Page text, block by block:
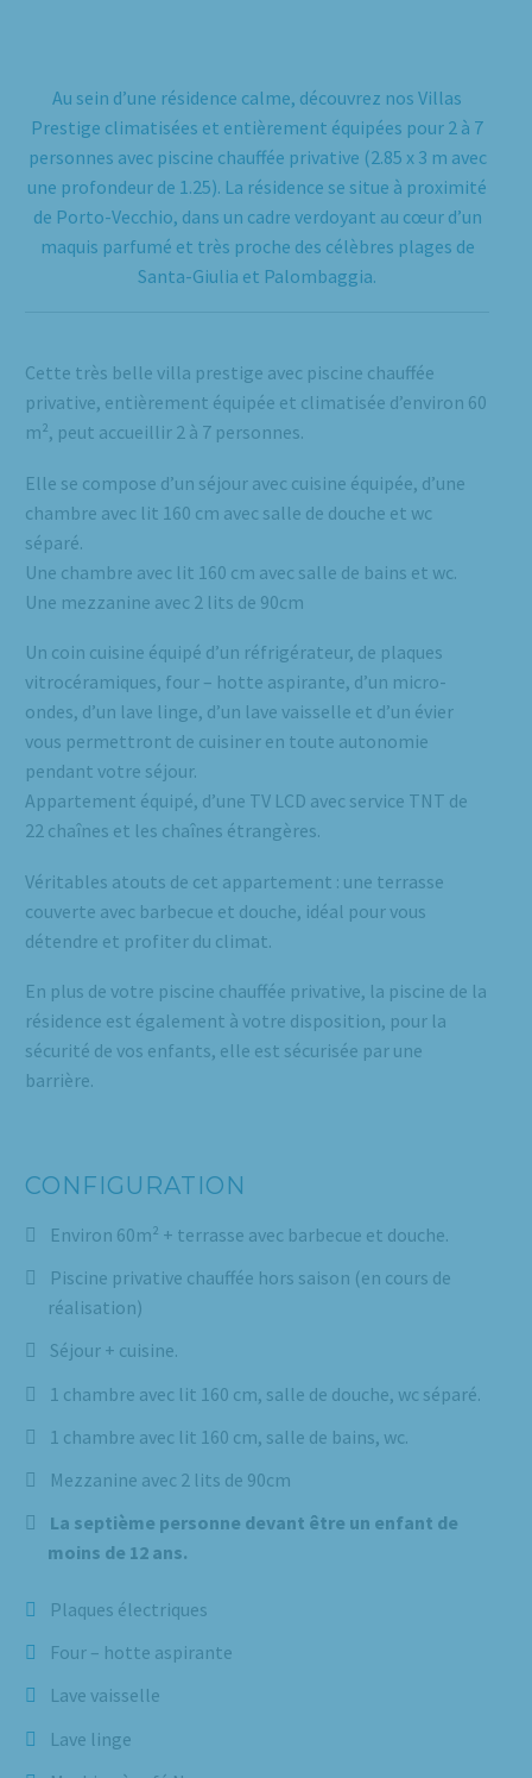
Au sein d’une résidence calme, découvrez nos Villas
Prestige climatisées et entièrement équipées pour 2 à 7
personnes avec piscine chauffée privative (2.85 x 3 m avec
une profondeur de 1.25). La résidence se situe à proximité
de Porto-Vecchio, dans un cadre verdoyant au cœur d’un
maquis parfumé et très proche des célèbres plages de
Santa-Giulia et Palombaggia.
Cette très belle villa prestige avec piscine chauffée
privative, entièrement équipée et climatisée d’environ 60
m², peut accueillir 2 à 7 personnes.
Elle se compose d’un séjour avec cuisine équipée, d’une
chambre avec lit 160 cm avec salle de douche et wc
séparé.
Une chambre avec lit 160 cm avec salle de bains et wc.
Une mezzanine avec 2 lits de 90cm
Un coin cuisine équipé d’un réfrigérateur, de plaques
vitrocéramiques, four – hotte aspirante, d’un micro-
ondes, d’un lave linge, d’un lave vaisselle et d’un évier
vous permettront de cuisiner en toute autonomie
pendant votre séjour.
Appartement équipé, d’une TV LCD avec service TNT de
22 chaînes et les chaînes étrangères.
Véritables atouts de cet appartement : une terrasse
couverte avec barbecue et douche, idéal pour vous
détendre et profiter du climat.
En plus de votre piscine chauffée privative, la piscine de la
résidence est également à votre disposition, pour la
sécurité de vos enfants, elle est sécurisée par une
barrière.
CONFIGURATION
Environ 60m² + terrasse avec barbecue et douche.
Piscine privative chauffée hors saison (en cours de
réalisation)
Séjour + cuisine.
1 chambre avec lit 160 cm, salle de douche, wc séparé.
1 chambre avec lit 160 cm, salle de bains, wc.
Mezzanine avec 2 lits de 90cm
La septième personne devant être un enfant de
moins de 12 ans.
Plaques électriques
Four – hotte aspirante
Lave vaisselle
Lave linge